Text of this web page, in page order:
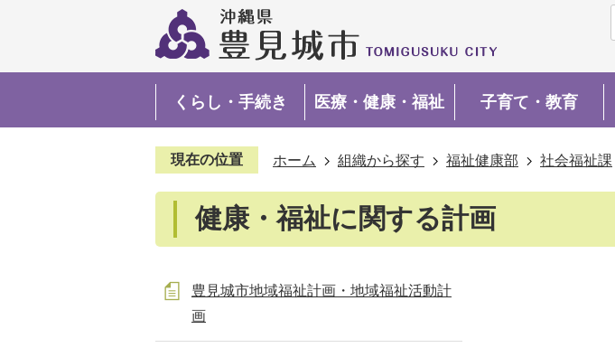
くらし・手続き 医療・健康・福祉 子育て・教育
現在の位置 ホーム 組織から探す 福祉健康部 社会福祉課
健康・福祉に関する計画
豊見城市地域福祉計画・地域福祉活動計
画